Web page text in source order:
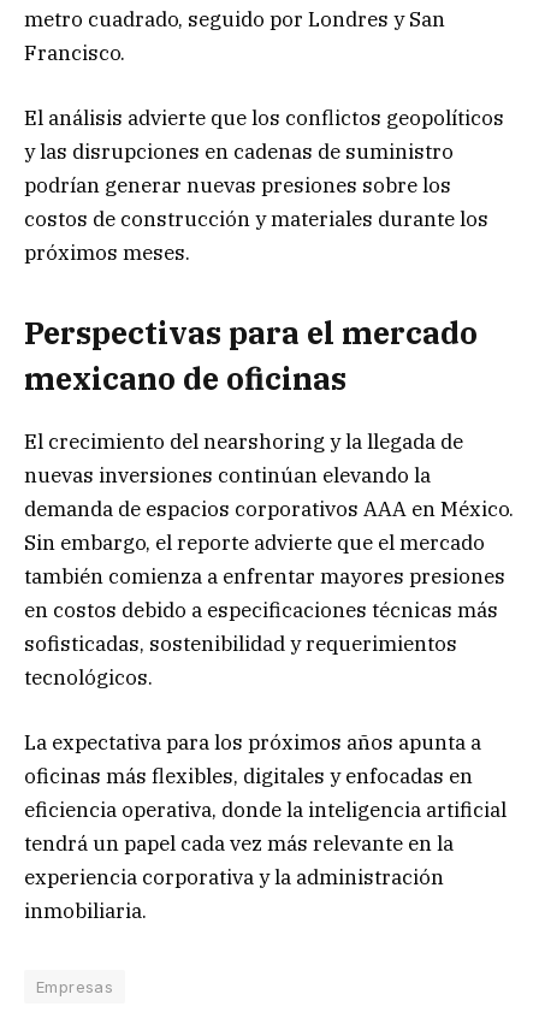
metro cuadrado, seguido por Londres y San
Francisco.
El análisis advierte que los conflictos geopolíticos
y las disrupciones en cadenas de suministro
podrían generar nuevas presiones sobre los
costos de construcción y materiales durante los
próximos meses.
Perspectivas para el mercado
mexicano de oficinas
El crecimiento del nearshoring y la llegada de
nuevas inversiones continúan elevando la
demanda de espacios corporativos AAA en México.
Sin embargo, el reporte advierte que el mercado
también comienza a enfrentar mayores presiones
en costos debido a especificaciones técnicas más
sofisticadas, sostenibilidad y requerimientos
tecnológicos.
La expectativa para los próximos años apunta a
oficinas más flexibles, digitales y enfocadas en
eficiencia operativa, donde la inteligencia artificial
tendrá un papel cada vez más relevante en la
experiencia corporativa y la administración
inmobiliaria.
Empresas